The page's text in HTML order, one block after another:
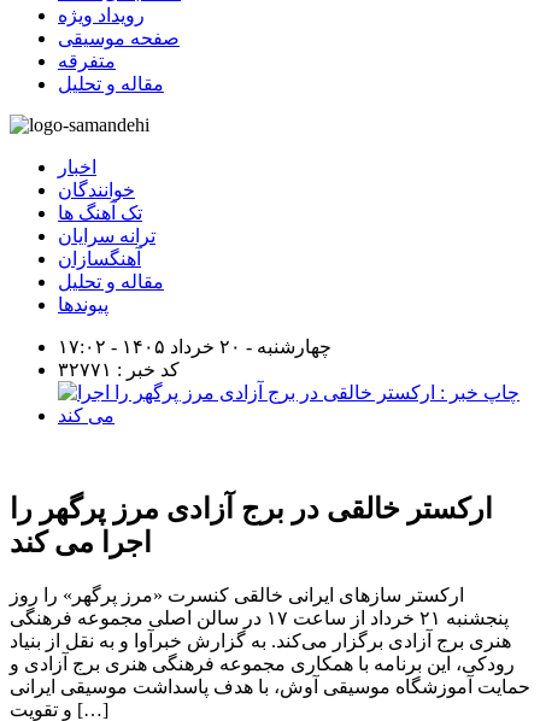
رویداد ویژه
صفحه موسیقی
متفرقه
مقاله و تحلیل
اخبار
خوانندگان
تک آهنگ ها
ترانه سرایان
آهنگسازان
مقاله و تحلیل
پیوندها
چهارشنبه - ۲۰ خرداد ۱۴۰۵ - ۱۷:۰۲
کد خبر : ۳۲۷۷۱
ارکستر خالقی در برج آزادی مرز پرگهر را
اجرا می کند
ارکستر سازهای ایرانی خالقی کنسرت «مرز پرگهر» را روز
پنجشنبه ۲۱ خرداد از ساعت ۱۷ در سالن اصلی مجموعه فرهنگی
هنری برج آزادی برگزار می‌کند. به گزارش خبرآوا و به نقل از بنیاد
رودکی، این برنامه با همکاری مجموعه فرهنگی هنری برج آزادی و
حمایت آموزشگاه موسیقی آوش، با هدف پاسداشت موسیقی ایرانی
و تقویت […]